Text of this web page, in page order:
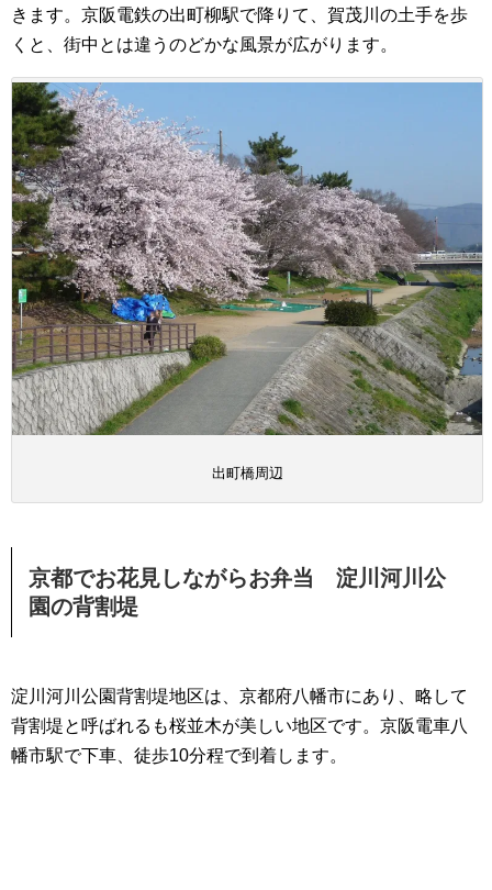
きます。京阪電鉄の出町柳駅で降りて、賀茂川の土手を歩
くと、街中とは違うのどかな風景が広がります。
出町橋周辺
京都でお花見しながらお弁当 淀川河川公
園の背割堤
淀川河川公園背割堤地区は、京都府八幡市にあり、略して
背割堤と呼ばれるも桜並木が美しい地区です。京阪電車八
幡市駅で下車、徒歩10分程で到着します。